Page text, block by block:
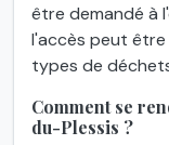
être demandé à
l'accès peut être
types de
Comment se
du-Plessis ?